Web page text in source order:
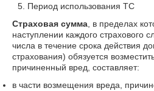
Период использования ТС
Страховая сумма, в пределах
наступлении каждого страхового
числа в течение срока действия
страхования) обязуется
причиненный вред, составляет:
в части возмещения вреда,